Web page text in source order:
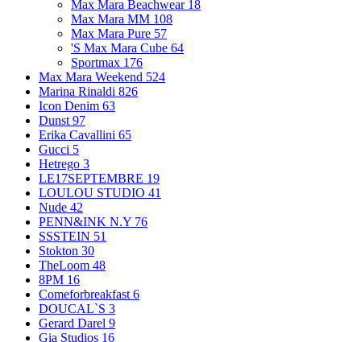
Max Mara Beachwear 18
Max Mara MM 108
Max Mara Pure 57
'S Max Mara Cube 64
Sportmax 176
Max Mara Weekend 524
Marina Rinaldi 826
Icon Denim 63
Dunst 97
Erika Cavallini 65
Gucci 5
Hetrego 3
LE17SEPTEMBRE 19
LOULOU STUDIO 41
Nude 42
PENN&INK N.Y 76
SSSTEIN 51
Stokton 30
TheLoom 48
8PM 16
Comeforbreakfast 6
DOUCAL`S 3
Gerard Darel 9
Gia Studios 16